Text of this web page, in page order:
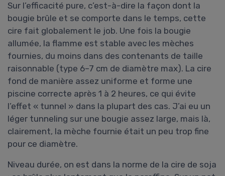
Sur l’efficacité pure, c’est-à-dire la façon dont la
bougie brûle et se comporte dans le temps, cette
cire fait globalement le job. Une fois la bougie
allumée, la flamme est stable avec les mèches
fournies, du moins dans des contenants de taille
raisonnable (type 6–7 cm de diamètre max). La cire
fond de manière assez uniforme et forme une
piscine correcte après 1 à 2 heures, ce qui évite
l’effet « tunnel » dans la plupart des cas. J’ai eu un
léger tunneling sur une bougie assez large, mais là,
clairement, la mèche fournie était un peu trop fine
pour ce diamètre.
Niveau durée, on est dans la norme de la cire de soja